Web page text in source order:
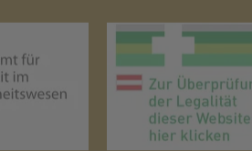
(öffnet in neuem Tab)